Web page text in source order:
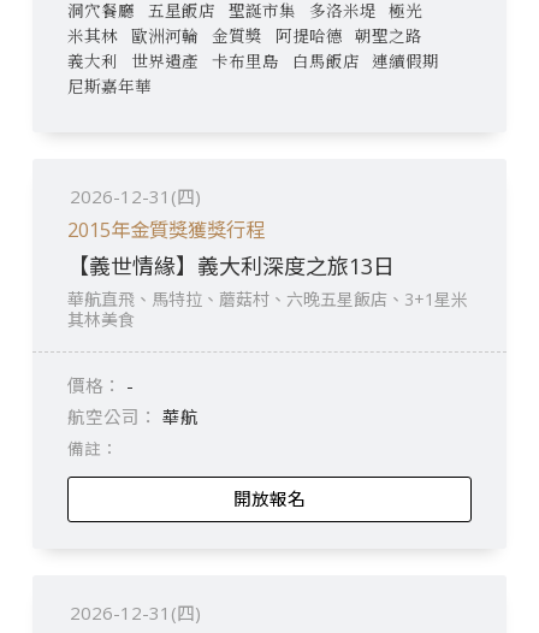
洞穴餐廳
五星飯店 聖誕市集 多洛米堤
極光
米其林
歐洲河輪 金質獎 阿提哈德
朝聖之路
義大利
世界遺產 卡布里島 白馬飯店
連續假期
尼斯嘉年華
2026-12-31(四)
2015年金質獎獲獎行程
【義世情緣】義大利深度之旅13日
華航直飛、馬特拉、蘑菇村、六晚五星飯店、3+1星米
其林美食
-
華航
開放報名
2026-12-31(四)